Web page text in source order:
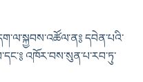
དབེན་པའི་
འཁོར་བས་སུན་པ་རབ་ཏུ་